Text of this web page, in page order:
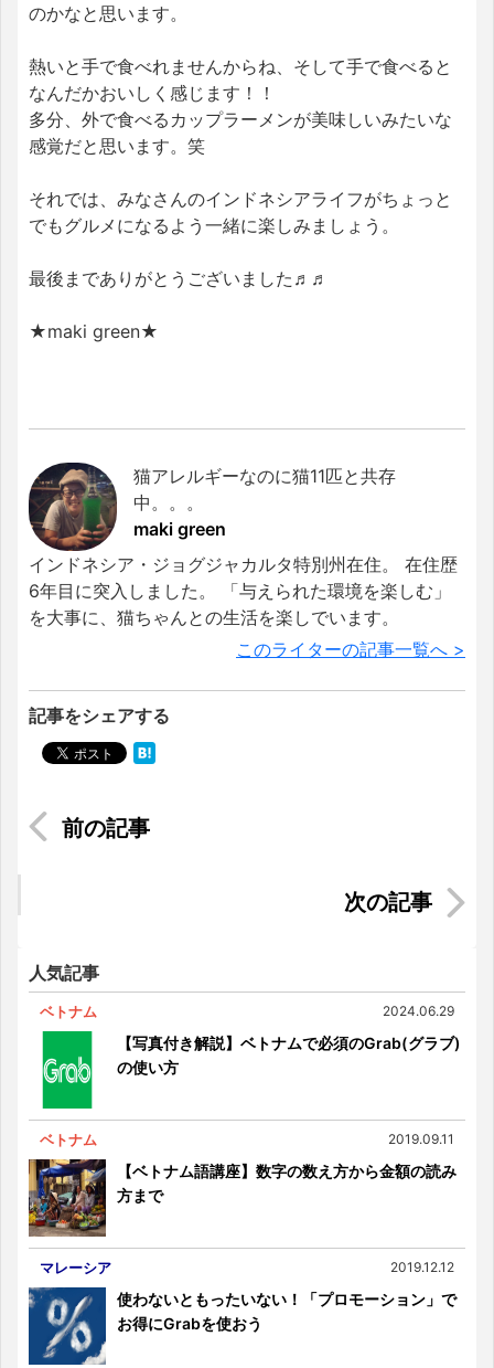
のかなと思います。
熱いと手で食べれませんからね、そして手で食べると
なんだかおいしく感じます！！
多分、外で食べるカップラーメンが美味しいみたいな
感覚だと思います。笑
それでは、みなさんのインドネシアライフがちょっと
でもグルメになるよう一緒に楽しみましょう。
最後までありがとうございました♬♬
★maki green★
猫アレルギーなのに猫11匹と共存
中。。。
maki green
インドネシア・ジョグジャカルタ特別州在住。 在住歴
6年目に突入しました。 「与えられた環境を楽しむ」
を大事に、猫ちゃんとの生活を楽しでいます。
このライターの記事一覧へ >
記事をシェアする
【ベトナム】Gojekを使ってみた！【デリバリー】
インドネシアにおける日本のアニメはどこまで人
人気記事
ベトナム 2024.06.29
【写真付き解説】ベトナムで必須のGrab(グラブ)
の使い方
ベトナム 2019.09.11
【ベトナム語講座】数字の数え方から金額の読み
方まで
マレーシア 2019.12.12
使わないともったいない！「プロモーション」で
お得にGrabを使おう